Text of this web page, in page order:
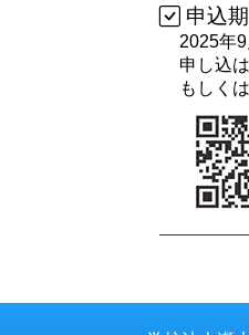
申込
2025年
申し込
もしく